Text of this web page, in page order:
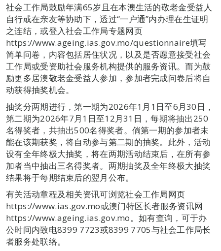
社会工作局鼓励年满65岁且在本澳生活的敬老金受益人
自行或在亲友等协助下，透过“一户通”内办理在生证明
之连结，或登入社会工作局专题网页
https://www.ageing.ias.gov.mo/questionnaire填写
简单问卷，内容包括居住状况，以及是否愿意接受社会
工作局或受资助社会服务机构提供的服务资讯。而为鼓
励更多居澳敬老金受益人参加，参加者完成问卷后将自
动获得抽奖机会。
抽奖分两期进行，第一期为2026年1月1日至6月30日，
第二期为2026年7月1日至12月31日，每期将抽出250
名得奖者，共抽出500名得奖者。倘第一期的参加者未
能在该期获奖，将自动参与第二期的抽奖。此外，活动
设有全年终极大抽奖，将在两期活动结束后，在所有参
加者当中抽出三名得奖者。两期抽奖及全年终极大抽奖
结果将于每期结束后的翌月公布。
有关活动章程及相关资讯可浏览社会工作局网页
https://www.ias.gov.mo或澳门特区长者服务资讯网
https://www.ageing.ias.gov.mo。如有查询，可于办
公时间内致电8399 7723或8399 7705与社会工作局长
者服务处联络。